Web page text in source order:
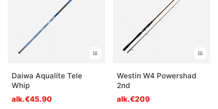
Daiwa Aqualite Tele
Whip
alk.€45.90
Westin W4 Powershad
2nd
alk.€209